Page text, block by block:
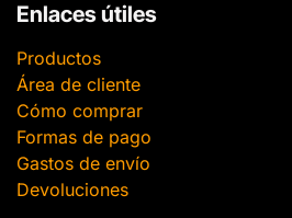
Enlaces útiles
Productos
Área de cliente
Cómo comprar
Formas de pago
Gastos de envío
Devoluciones